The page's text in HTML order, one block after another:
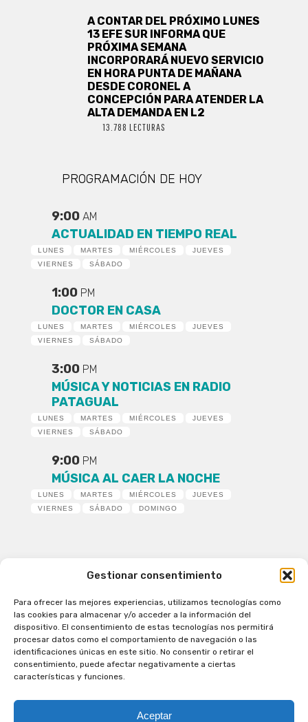
Gestionar consentimiento
Para ofrecer las mejores experiencias, utilizamos tecnologías como
las cookies para almacenar y/o acceder a la información del
dispositivo. El consentimiento de estas tecnologías nos permitirá
procesar datos como el comportamiento de navegación o las
identificaciones únicas en este sitio. No consentir o retirar el
consentimiento, puede afectar negativamente a ciertas
características y funciones.
Aceptar
A CONTAR DEL PRÓXIMO LUNES
13 EFE SUR INFORMA QUE
PRÓXIMA SEMANA
INCORPORARÁ NUEVO SERVICIO
EN HORA PUNTA DE MAÑANA
DESDE CORONEL A
CONCEPCIÓN PARA ATENDER LA
ALTA DEMANDA EN L2
13.788 LECTURAS
PROGRAMACIÓN DE HOY
9:00 AM
ACTUALIDAD EN TIEMPO REAL
LUNES MARTES MIÉRCOLES
JUEVES
VIERNES
SÁBADO
1:00 PM
DOCTOR EN CASA
LUNES MARTES MIÉRCOLES
JUEVES
VIERNES
SÁBADO
3:00 PM
MÚSICA Y NOTICIAS EN RADIO
PATAGUAL
LUNES MARTES MIÉRCOLES
JUEVES
VIERNES
SÁBADO
9:00 PM
MÚSICA AL CAER LA NOCHE
LUNES MARTES MIÉRCOLES
JUEVES
VIERNES
SÁBADO DOMINGO
Patagual Radio Digital 2026 - Todos los derechos
reservados
la Radio de Verdad
Cobertura
Programación
Escríbenos